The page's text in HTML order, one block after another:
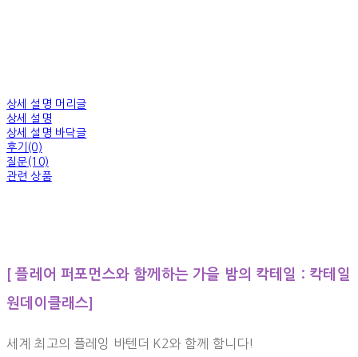
상세 설명 머리글
상세 설명
상세 설명 바닥글
후기(0)
질문(10)
관련 상품
[ 플레어 퍼포먼스와 함께하는 가을 밤의 칵테일 : 칵테일
원데이클래스]
세계 최고의 플레잉 바텐더 K2와 함께 함니다!